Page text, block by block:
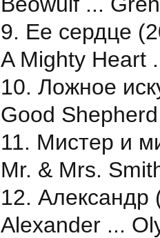
9. Ее сердце
A Mighty Heart
10. Ложное
Good
11. Мистер и
Mr. & Mrs.
12. Александр
Alexander ...